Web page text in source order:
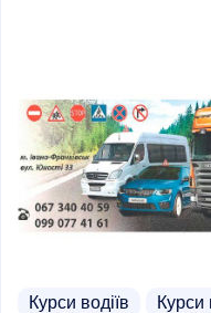
Курси водіїв Курси